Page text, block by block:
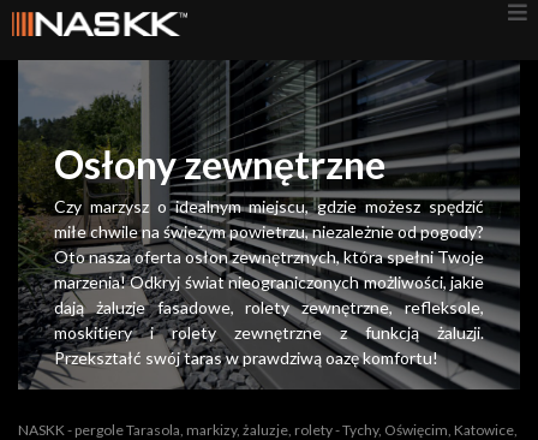
Osłony zewnętrzne
Czy marzysz o idealnym miejscu, gdzie możesz spędzić
miłe chwile na świeżym powietrzu, niezależnie od pogody?
Oto nasza oferta osłon zewnętrznych, która spełni Twoje
marzenia! Odkryj świat nieograniczonych możliwości, jakie
dają żaluzje fasadowe, rolety zewnętrzne, refleksole,
moskitiery i rolety zewnętrzne z funkcją żaluzji.
Przekształć swój taras w prawdziwą oazę komfortu!
NASKK - pergole Tarasola, markizy, żaluzje, rolety - Tychy, Oświęcim, Katowice,